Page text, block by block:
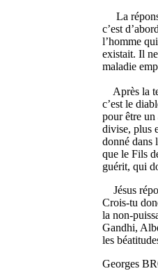
La
c’est
l’homme
existait. Il
maladie
Après la
c’est le
pour être un
divise, plus
donné dans
que le Fils
guérit, qui
Jésus
Crois-tu
la non-
Gandhi,
les
Georges